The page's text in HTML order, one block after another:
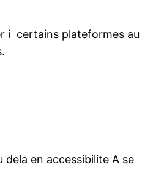
i certains plateformes au
en accessibilite A se